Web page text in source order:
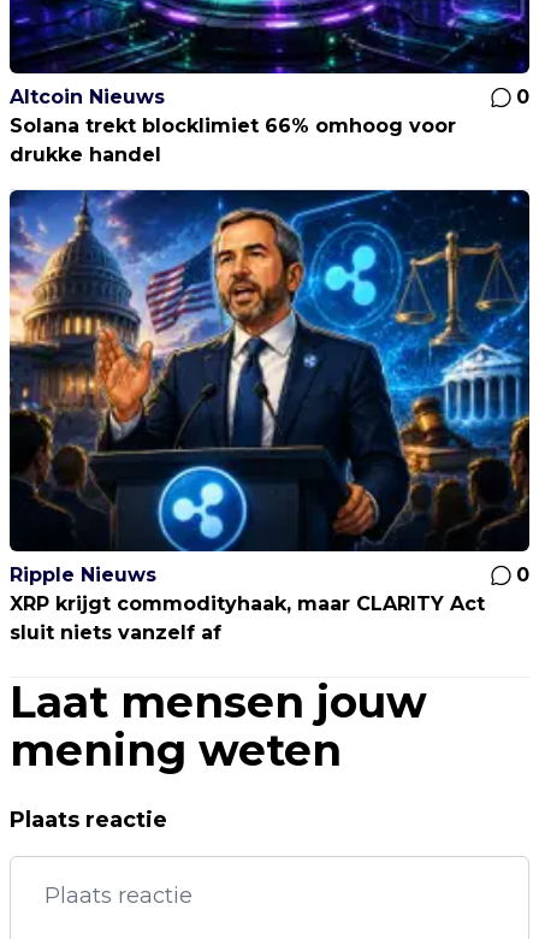
Altcoin Nieuws
0
Solana trekt blocklimiet 66% omhoog voor
drukke handel
Ripple Nieuws
0
XRP krijgt commodityhaak, maar CLARITY Act
sluit niets vanzelf af
Laat mensen jouw
mening weten
Plaats reactie